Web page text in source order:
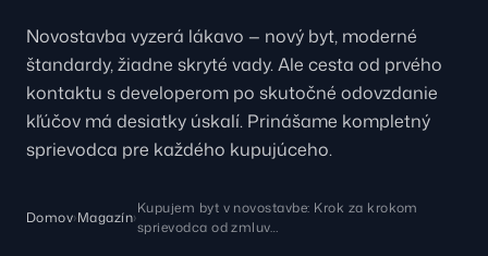
Novostavba vyzerá lákavo — nový byt, moderné
štandardy, žiadne skryté vady. Ale cesta od prvého
kontaktu s developerom po skutočné odovzdanie
kľúčov má desiatky úskalí. Prinášame kompletný
sprievodca pre každého kupujúceho.
Domov›Magazín›
Kupujem byt v novostavbe: Krok za krokom
sprievodca od zmluv…